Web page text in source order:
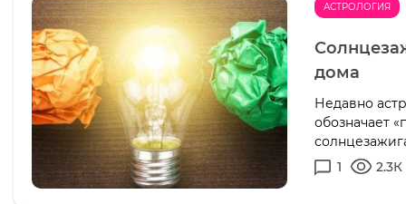
АСТРОЛОГИЯ
дома
Недавно
обозначает
1
2.3К